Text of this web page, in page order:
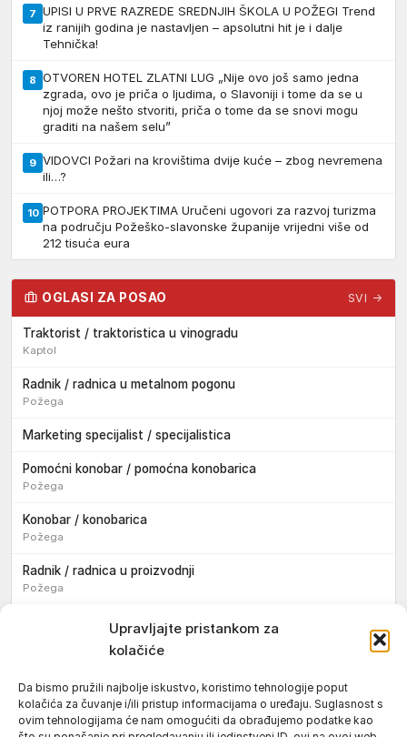
Upravljajte pristankom za
kolačiće
Da bismo pružili najbolje iskustvo, koristimo tehnologije poput
kolačića za čuvanje i/ili pristup informacijama o uređaju. Suglasnost s
ovim tehnologijama će nam omogućiti da obrađujemo podatke kao
7 UPISI U PRVE RAZREDE SREDNJIH ŠKOLA U POŽEGI Trend
iz ranijih godina je nastavljen – apsolutni hit je i dalje
Tehnička!
8 OTVOREN HOTEL ZLATNI LUG „Nije ovo još samo jedna
zgrada, ovo je priča o ljudima, o Slavoniji i tome da se u
njoj može nešto stvoriti, priča o tome da se snovi mogu
graditi na našem selu”
9 VIDOVCI Požari na krovištima dvije kuće – zbog nevremena
ili…?
10 POTPORA PROJEKTIMA Uručeni ugovori za razvoj turizma
na području Požeško-slavonske županije vrijedni više od
212 tisuća eura
OGLASI ZA POSAO SVI →
Traktorist / traktoristica u vinogradu
Kaptol
Radnik / radnica u metalnom pogonu
Požega
Marketing specijalist / specijalistica
Pomoćni konobar / pomoćna konobarica
Požega
Konobar / konobarica
Požega
Radnik / radnica u proizvodnji
Požega
Sezonski pomoćni radnik / sezonska pomoćna radnica
Pomoćni pekar / pomoćna pekarica
Pekar / pekarica
Požega